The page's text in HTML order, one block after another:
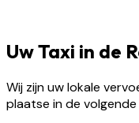
Uw Taxi in de
Wij zijn uw lokale
plaatse in de